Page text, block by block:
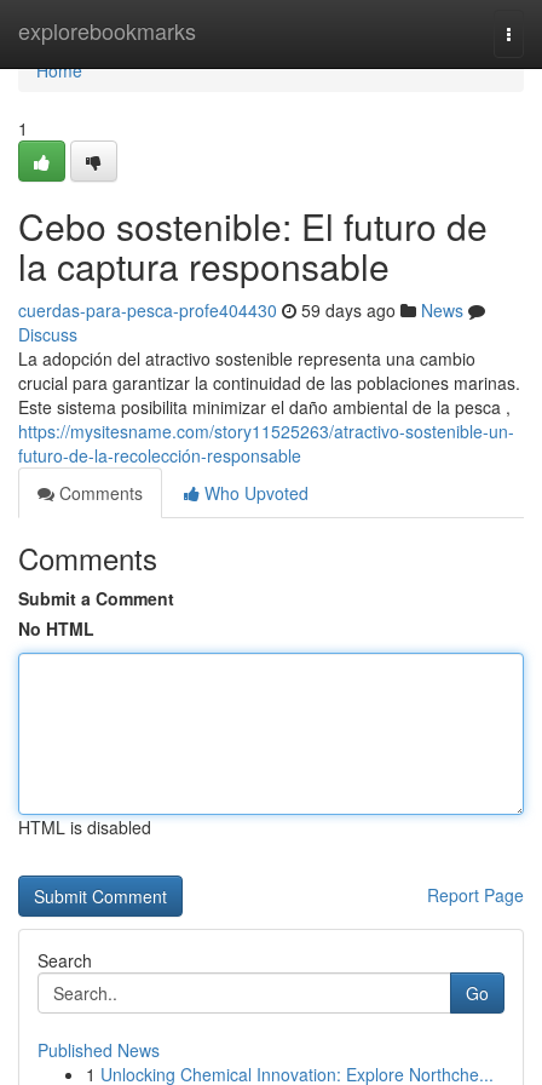
explorebookmarks
Home
Home
1
Cebo sostenible: El futuro de
la captura responsable
cuerdas-para-pesca-profe404430 59 days ago
News
Discuss
La adopción del atractivo sostenible representa una cambio
crucial para garantizar la continuidad de las poblaciones marinas.
Este sistema posibilita minimizar el daño ambiental de la pesca ,
https://mysitesname.com/story11525263/atractivo-sostenible-un-
futuro-de-la-recolección-responsable
Comments
Who Upvoted
Comments
Submit a Comment
No HTML
HTML is disabled
Report Page
Search
Go
Published News
1 Unlocking Chemical Innovation: Explore Northche...